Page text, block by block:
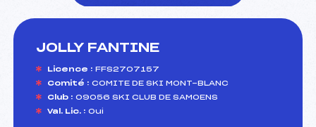
JOLLY FANTINE
Licence : FFS2707157
Comité : COMITE DE SKI MONT-BLANC
Club : 09056 SKI CLUB DE SAMOENS
Val. Lic. : Oui